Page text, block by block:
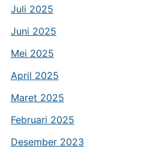
Juli 2025
Juni 2025
Mei 2025
April 2025
Maret 2025
Februari 2025
Desember 2023